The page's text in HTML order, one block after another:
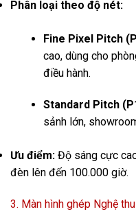
Phân loại theo độ nét:
Fine Pixel Pitch
cao, dùng cho
điều hành.
Standard Pitch
sảnh lớn,
Ưu điểm: Độ sáng cực
đèn lên đến 100.000 giờ.
3. Màn hình ghép Nghệ